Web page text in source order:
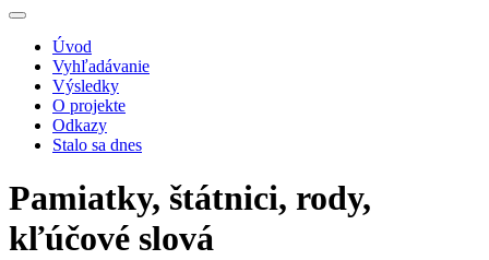
Úvod
Vyhľadávanie
Výsledky
O projekte
Odkazy
Stalo sa dnes
Pamiatky, štátnici, rody,
kľúčové slová